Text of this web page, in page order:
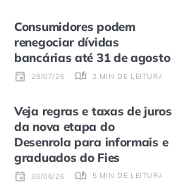
Consumidores podem
renegociar dívidas
bancárias até 31 de agosto
29/07/26 2 MIN DE LEITURA
Veja regras e taxas de juros
da nova etapa do
Desenrola para informais e
graduados do Fies
30/06/26 5 MIN DE LEITURA